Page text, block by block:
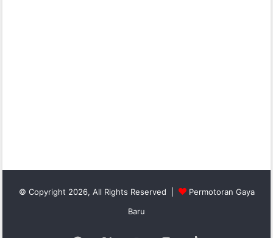
© Copyright 2026, All Rights Reserved |
Permotoran Gaya
Baru